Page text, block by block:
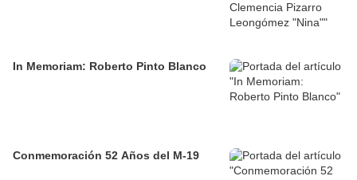
In Memoriam: Roberto Pinto Blanco
Conmemoración 52 Años del M-19